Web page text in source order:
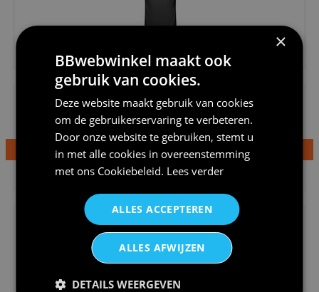
Shirtje de koek is nog niet op...
Dames v hals t-shirt prinses v...
€24,95
×
BBwebwinkel maakt ook
gebruik van cookies.
Deze website maakt gebruik van cookies
om de gebruikerservaring te verbeteren.
Door onze website te gebruiken, stemt u
in met alle cookies in overeenstemming
met ons Cookiebeleid. Lees verder
ALLES ACCEPTEREN
ALLES AFWIJZEN
DETAILS WEERGEVEN